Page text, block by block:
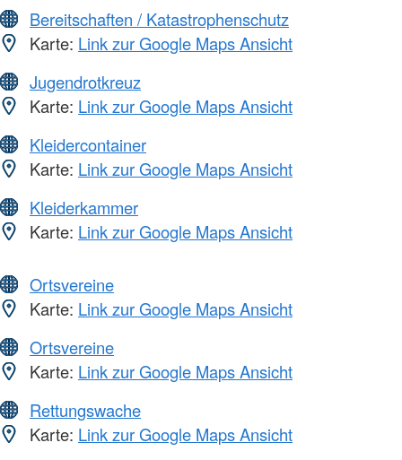
Bereitschaften / Katastrophenschutz
Karte: Link zur Google Maps Ansicht
Jugendrotkreuz
Karte: Link zur Google Maps Ansicht
Kleidercontainer
Karte: Link zur Google Maps Ansicht
Kleiderkammer
Karte: Link zur Google Maps Ansicht
Ortsvereine
Karte: Link zur Google Maps Ansicht
Ortsvereine
Karte: Link zur Google Maps Ansicht
Rettungswache
Karte: Link zur Google Maps Ansicht